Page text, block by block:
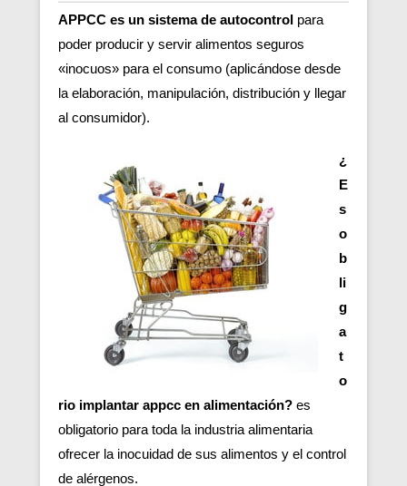
APPCC es un sistema de autocontrol para
poder producir y servir alimentos seguros
«inocuos» para el consumo (aplicándose desde
la elaboración, manipulación, distribución y llegar
al consumidor).
¿
E
s
o
b
li
g
a
t
o
rio implantar appcc en alimentación? es
obligatorio para toda la industria alimentaria
ofrecer la inocuidad de sus alimentos y el control
de alérgenos.